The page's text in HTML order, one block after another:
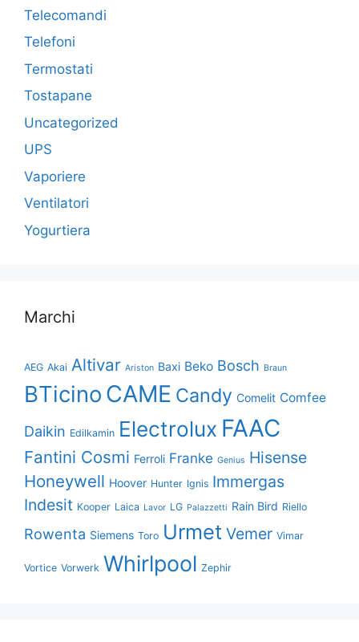
Telecomandi
Telefoni
Termostati
Tostapane
Uncategorized
UPS
Vaporiere
Ventilatori
Yogurtiera
Marchi
AEG Akai Altivar Ariston Baxi Beko Bosch Braun
BTicino CAME Candy Comelit Comfee
Daikin Edilkamin Electrolux FAAC
Fantini Cosmi Ferroli Franke Genius Hisense
Honeywell Hoover Hunter Ignis Immergas
Indesit Kooper Laica Lavor LG Palazzetti Rain Bird Riello
Rowenta Siemens Toro Urmet Vemer Vimar
Vortice Vorwerk Whirlpool Zephir